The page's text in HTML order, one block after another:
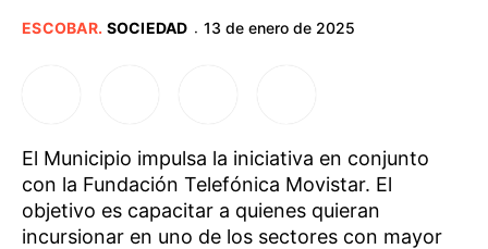
ESCOBAR. SOCIEDAD · 13 de enero de 2025
El Municipio impulsa la iniciativa en conjunto
con la Fundación Telefónica Movistar. El
objetivo es capacitar a quienes quieran
incursionar en uno de los sectores con mayor